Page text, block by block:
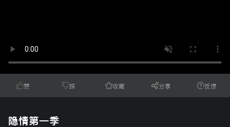
赞 踩 收藏 分享 反馈
隐情第一季